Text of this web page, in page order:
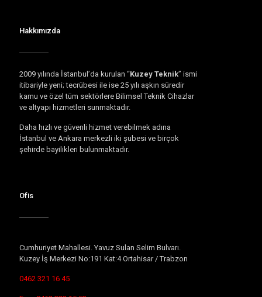
Hakkımızda
2009 yılında İstanbul’da kurulan “Kuzey Teknik” ismi
itibariyle yeni; tecrübesi ile ise 25 yılı aşkın süredir
kamu ve özel tüm sektörlere Bilimsel Teknik Cihazlar
ve altyapı hizmetleri sunmaktadır.
Daha hızlı ve güvenli hizmet verebilmek adına
İstanbul ve Ankara merkezli iki şubesi ve birçok
şehirde bayilikleri bulunmaktadır.
Ofis
Cumhuriyet Mahallesi. Yavuz Sulan Selim Bulvarı.
Kuzey İş Merkezi No:191 Kat:4 Ortahisar / Trabzon
0462 321 16 45